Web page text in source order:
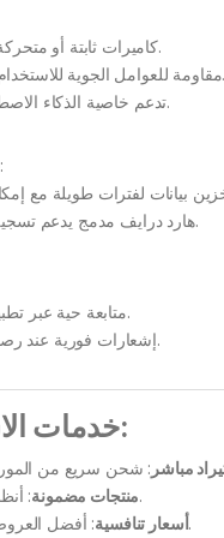
كاميرات ثابتة أو متحركة تدعم الرؤية الليلية.
مقاومة للعوامل الجوية للاستخدام الداخلي والخارجي.
تدعم خاصية الذكاء الاصطناعي لتحليل الفيديو.
:
هارد درايف مدمج يدعم تسجيل الفيديو بدقة عالية.
متابعة حية عبر تطبيقات الهواتف الذكية.
إشعارات فورية عند رصد أي حركة مشبوهة.
خدمات الاستيراد من الصين:
مباشر
منتجات مضمونة: أنظمة عالية الجودة مع ضمان.
أسعار تنافسية: أفضل العروض مقارنة بالسوق المحلي.